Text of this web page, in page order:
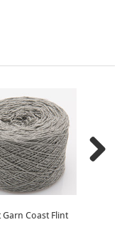
Garn Coast Flint